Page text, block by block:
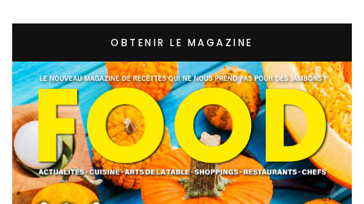
OBTENIR LE MAGAZINE